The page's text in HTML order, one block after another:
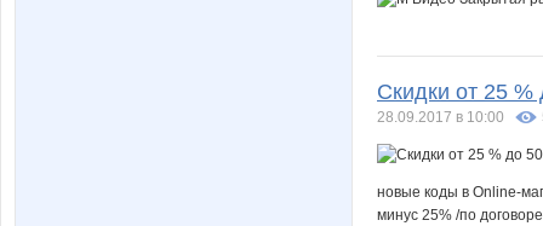
Скидки от 25
28.09.2017 в 10:00
новые коды в Online-
минус 25% /по